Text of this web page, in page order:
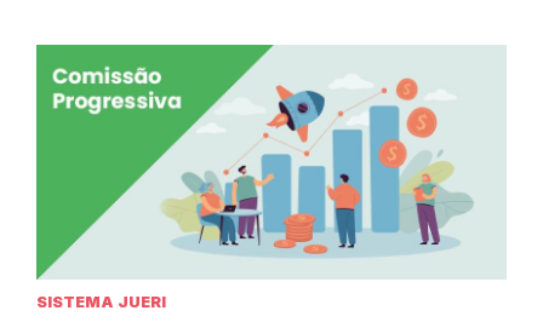
SISTEMA JUERI